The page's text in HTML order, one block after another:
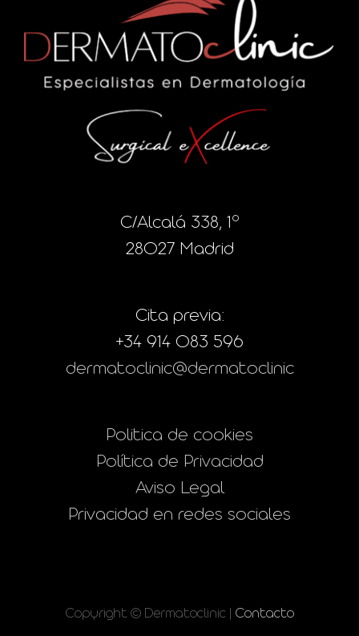
C/Alcalá 338, 1º
28027 Madrid
Cita previa:
+34 914 083 596
dermatoclinic@dermatoclinic
Politica de cookies
Política de Privacidad
Aviso Legal
Privacidad en redes sociales
Copyright © Dermatoclinic | Contacto